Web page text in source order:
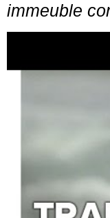
immeuble